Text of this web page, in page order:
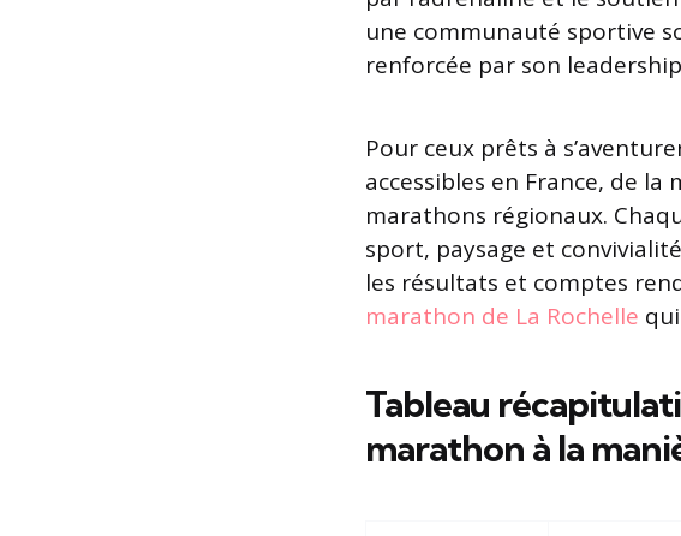
une communauté sportive
renforcée par son
Pour ceux prêts à
accessibles en France, de la
marathons régionaux.
sport, paysage et
les résultats et comptes
marathon de La Rochelle
Tableau
marathon à la